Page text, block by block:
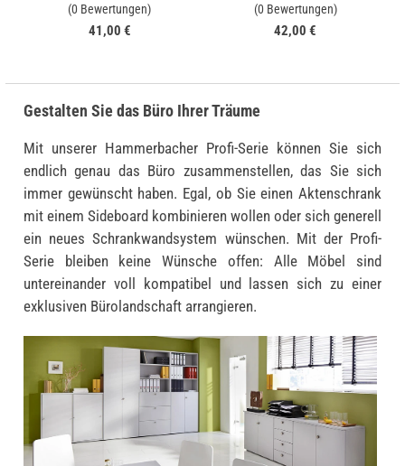
(0 Bewertungen)
41,00 €
(0 Bewertungen)
42,00 €
Gestalten Sie das Büro Ihrer Träume
Mit unserer Hammerbacher Profi-Serie können Sie sich
endlich genau das Büro zusammenstellen, das Sie sich
immer gewünscht haben. Egal, ob Sie einen Aktenschrank
mit einem Sideboard kombinieren wollen oder sich generell
ein neues Schrankwandsystem wünschen. Mit der Profi-
Serie bleiben keine Wünsche offen: Alle Möbel sind
untereinander voll kompatibel und lassen sich zu einer
exklusiven Bürolandschaft arrangieren.